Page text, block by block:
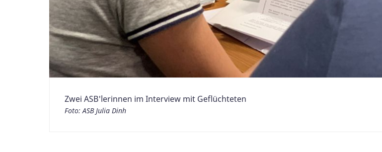
Zwei ASB'lerinnen im Interview mit Geflüchteten
Foto: ASB Julia Dinh